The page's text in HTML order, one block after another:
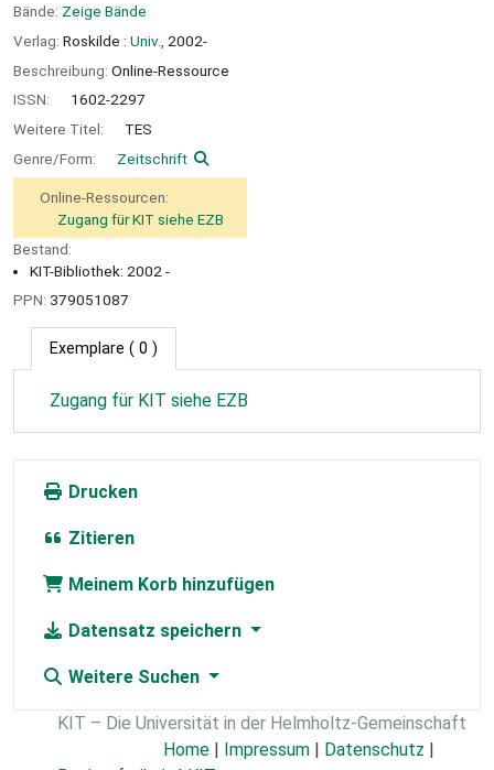
Bände: Zeige Bände
Verlag: Roskilde : Univ., 2002-
Beschreibung: Online-Ressource
ISSN:
1602-2297
Weitere Titel:
TES
Genre/Form:
Zeitschrift
Online-Ressourcen:
Zugang für KIT siehe EZB
Bestand:
KIT-Bibliothek: 2002 -
PPN: 379051087
Exemplare ( 0 )
Zugang für KIT siehe EZB
Drucken
Zitieren
Meinem Korb hinzufügen
Datensatz speichern
Weitere Suchen
KIT – Die Universität in der Helmholtz-Gemeinschaft
Home | Impressum | Datenschutz |